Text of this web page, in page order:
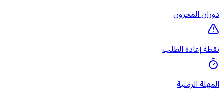
دوران المخزون
نقطة إعادة الطلب
المهلة الزمنية